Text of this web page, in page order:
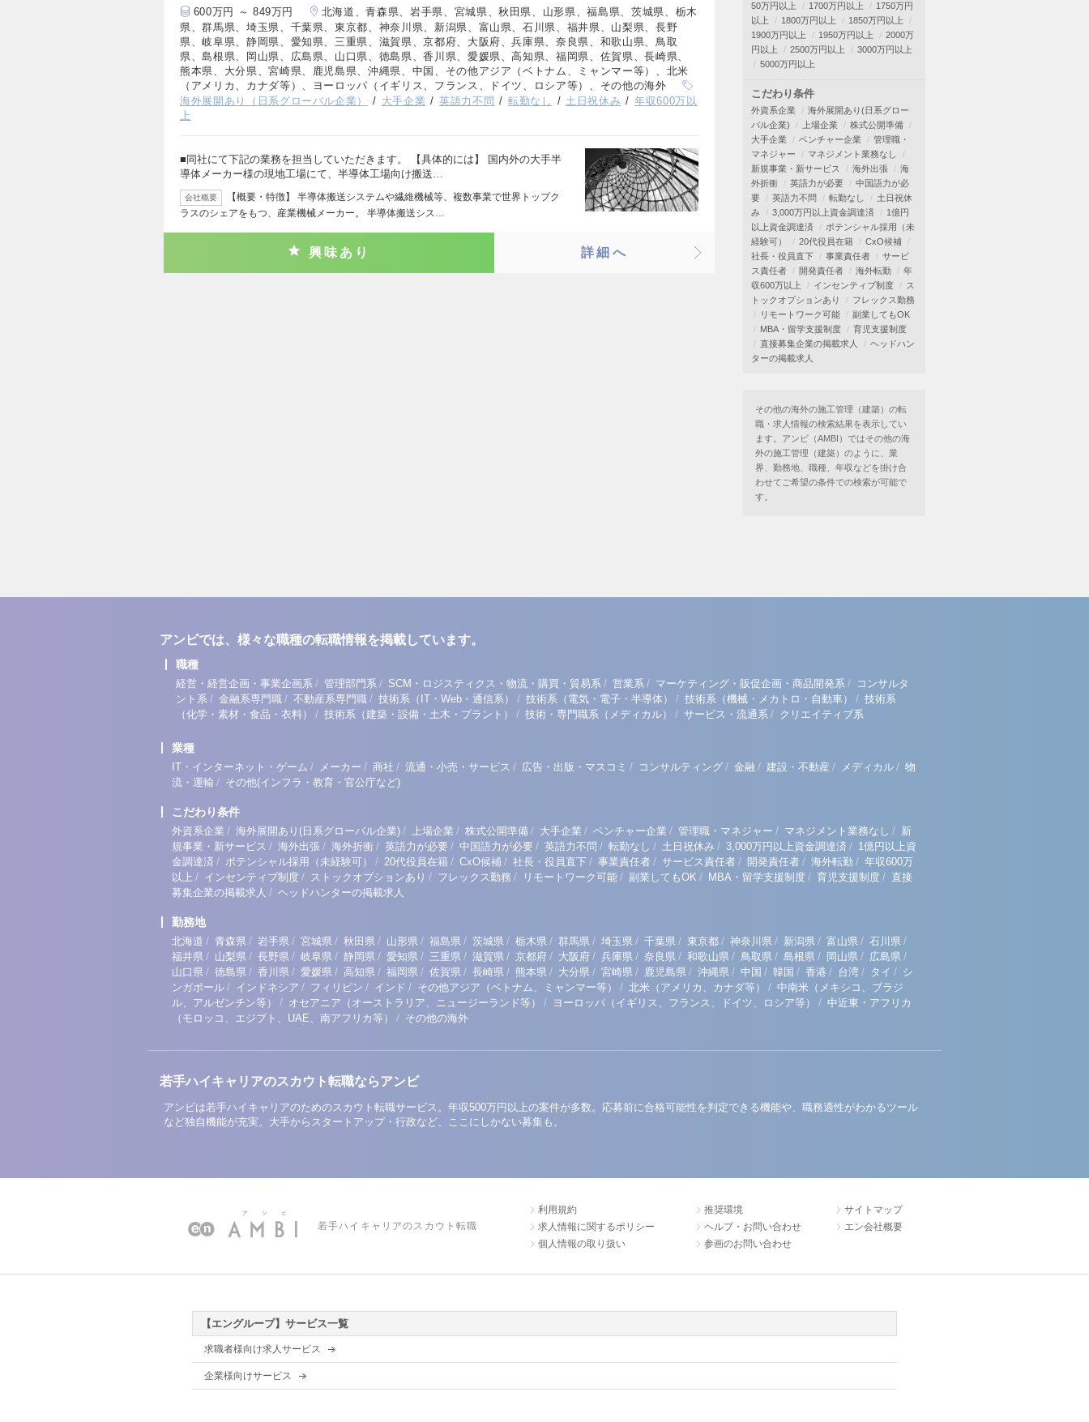
600万円 ～ 849万円
北海道、青森県、岩手県、宮城県、秋田県、山形県、福島県、茨城県、栃木
県、群馬県、埼玉県、千葉県、東京都、神奈川県、新潟県、富山県、石川県、福井県、山梨県、長野
県、岐阜県、静岡県、愛知県、三重県、滋賀県、京都府、大阪府、兵庫県、奈良県、和歌山県、鳥取
県、島根県、岡山県、広島県、山口県、徳島県、香川県、愛媛県、高知県、福岡県、佐賀県、長崎県、
熊本県、大分県、宮崎県、鹿児島県、沖縄県、中国、その他アジア（ベトナム、ミャンマー等）、北米
（アメリカ、カナダ等）、ヨーロッパ（イギリス、フランス、ドイツ、ロシア等）、その他の海外
海外展開あり（日系グローバル企業）
大手企業 英語力不問 転勤なし 土日祝休み
年収600万以
上
■同社にて下記の業務を担当していただきます。 【具体的には】 国内外の大手半
導体メーカー様の現地工場にて、半導体工場向け搬送…
会社概要
【概要・特徴】 半導体搬送システムや繊維機械等、複数事業で世界トップク
ラスのシェアをもつ、産業機械メーカー。 半導体搬送シス…
興味あり 詳細へ
50万円以上
1700万円以上
1750万円
以上
1800万円以上
1850万円以上
1900万円以上
1950万円以上
2000万
円以上
2500万円以上
3000万円以上
5000万円以上
こだわり条件
外資系企業
海外展開あり(日系グロー
バル企業)
上場企業
株式公開準備
大手企業
ベンチャー企業
管理職・
マネジャー
マネジメント業務なし
新規事業・新サービス
海外出張
海
外折衝
英語力が必要
中国語力が必
要
英語力不問 転勤なし
土日祝休
み
3,000万円以上資金調達済
1億円
以上資金調達済
ポテンシャル採用（未
経験可）
20代役員在籍
CxO候補
社長・役員直下
事業責任者
サービ
ス責任者
開発責任者 海外転勤
年
収600万以上
インセンティブ制度
ス
トックオプションあり
フレックス勤務
リモートワーク可能
副業してもOK
MBA・留学支援制度
育児支援制度
直接募集企業の掲載求人
ヘッドハン
ターの掲載求人
その他の海外の施工管理（建築）の転
職・求人情報の検索結果を表示してい
ます。アンビ（AMBI）ではその他の海
外の施工管理（建築）のように、業
界、勤務地、職種、年収などを掛け合
わせてご希望の条件での検索が可能で
す。
アンビでは、様々な職種の転職情報を掲載しています。
職種
経営・経営企画・事業企画系 / 管理部門系 / SCM・ロジスティクス・物流・購買・貿易系 / 営業系 / マーケティング・販促企画・商品開発系 / コンサルタ
ント系 / 金融系専門職 / 不動産系専門職 / 技術系（IT・Web・通信系） / 技術系（電気・電子・半導体） / 技術系（機械・メカトロ・自動車） / 技術系
（化学・素材・食品・衣料）
/ 技術系（建築・設備・土木・プラント） / 技術・専門職系（メディカル） / サービス・流通系 / クリエイティブ系
業種
IT・インターネット・ゲーム / メーカー / 商社 / 流通・小売・サービス / 広告・出版・マスコミ / コンサルティング / 金融 / 建設・不動産 / メディカル / 物
流・運輸 / その他(インフラ・教育・官公庁など)
こだわり条件
外資系企業 / 海外展開あり(日系グローバル企業) / 上場企業 / 株式公開準備 / 大手企業 / ベンチャー企業 / 管理職・マネジャー / マネジメント業務なし / 新
規事業・新サービス / 海外出張 / 海外折衝 / 英語力が必要 / 中国語力が必要 / 英語力不問 / 転勤なし / 土日祝休み / 3,000万円以上資金調達済 / 1億円以上資
金調達済 / ポテンシャル採用（未経験可） / 20代役員在籍 / CxO候補 / 社長・役員直下 / 事業責任者 / サービス責任者 / 開発責任者 / 海外転勤 / 年収600万
以上 / インセンティブ制度 / ストックオプションあり / フレックス勤務 / リモートワーク可能 / 副業してもOK / MBA・留学支援制度 / 育児支援制度 / 直接
募集企業の掲載求人 / ヘッドハンターの掲載求人
勤務地
北海道 / 青森県 / 岩手県 / 宮城県 / 秋田県 / 山形県 / 福島県 / 茨城県 / 栃木県 / 群馬県 / 埼玉県 / 千葉県 / 東京都 / 神奈川県 / 新潟県 / 富山県 / 石川県 /
福井県 / 山梨県 / 長野県 / 岐阜県 / 静岡県 / 愛知県 / 三重県 / 滋賀県 / 京都府 / 大阪府 / 兵庫県 / 奈良県 / 和歌山県 / 鳥取県 / 島根県 / 岡山県 / 広島県 /
山口県 / 徳島県 / 香川県 / 愛媛県 / 高知県 / 福岡県 / 佐賀県 / 長崎県 / 熊本県 / 大分県 / 宮崎県 / 鹿児島県 / 沖縄県 / 中国 / 韓国 / 香港 / 台湾 / タイ / シ
ンガポール / インドネシア / フィリピン / インド / その他アジア（ベトナム、ミャンマー等） / 北米（アメリカ、カナダ等） / 中南米（メキシコ、ブラジ
ル、アルゼンチン等）
/ オセアニア（オーストラリア、ニュージーランド等） / ヨーロッパ（イギリス、フランス、ドイツ、ロシア等） / 中近東・アフリカ
（モロッコ、エジプト、UAE、南アフリカ等）
/ その他の海外
若手ハイキャリアのスカウト転職ならアンビ
アンビは若手ハイキャリアのためのスカウト転職サービス。年収500万円以上の案件が多数。応募前に合格可能性を判定できる機能や、職務適性がわかるツール
など独自機能が充実。大手からスタートアップ・行政など、ここにしかない募集も。
若手ハイキャリアのスカウト転職
利用規約
求人情報に関するポリシー
個人情報の取り扱い
推奨環境
ヘルプ・お問い合わせ
参画のお問い合わせ
サイトマップ
エン会社概要
【エングループ】サービス一覧
求職者様向け求人サービス
企業様向けサービス